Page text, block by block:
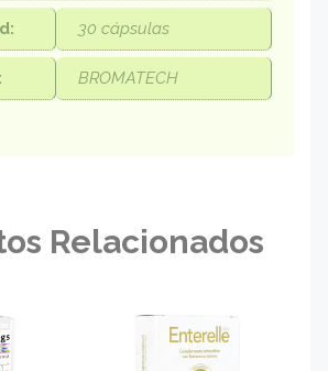
30 cápsulas
BROMATECH
Relacionados